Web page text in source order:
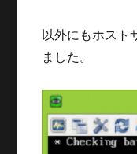
以外にもホスト
ました。